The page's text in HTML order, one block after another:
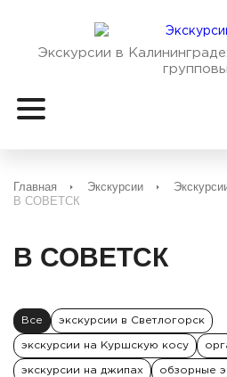
Экскурсии в Калининграде:
Главная Экскурсии
В СОВЕТСК
В СОВЕТСК
Все экскурсии в Светлогорск
экскурсии на Куршскую косу
экскурсии на джипах обзорные